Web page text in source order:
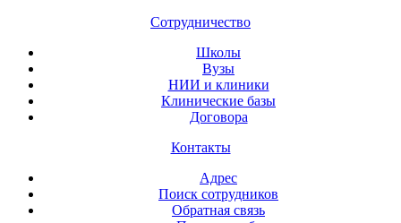
Сотрудничество
Школы
Вузы
НИИ и клиники
Клинические базы
Договора
Контакты
Адрес
Поиск сотрудников
Обратная связь